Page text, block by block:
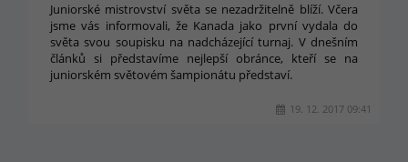
Juniorské mistrovství světa se nezadržitelně blíží. Včera
jsme vás informovali, že Kanada jako první vydala do
světa svou soupisku na nadcházející turnaj. V dnešním
článků si představíme nejlepší obránce, kteří se na
juniorském světovém šampionátu představí.
19. 12. 2017 09:41